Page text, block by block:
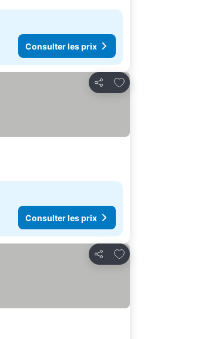
Consulter les prix
Partager
Ajouter à mes favoris
Consulter les prix
Partager
Ajouter à mes favoris